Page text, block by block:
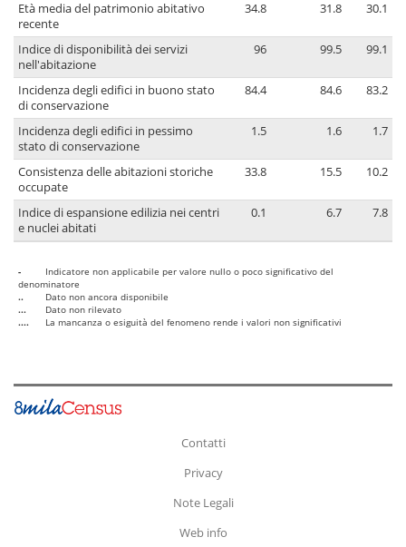
Età media del patrimonio abitativo
recente
34.8 31.8 30.1
Indice di disponibilità dei servizi
nell'abitazione
96 99.5 99.1
Incidenza degli edifici in buono stato
di conservazione
84.4 84.6 83.2
Incidenza degli edifici in pessimo
stato di conservazione
1.5 1.6 1.7
Consistenza delle abitazioni storiche
occupate
33.8 15.5 10.2
Indice di espansione edilizia nei centri
e nuclei abitati
0.1 6.7 7.8
-
Indicatore non applicabile per valore nullo o poco significativo del
denominatore
..
Dato non ancora disponibile
...
Dato non rilevato
....
La mancanza o esiguità del fenomeno rende i valori non significativi
Contatti
Privacy
Note Legali
Web info